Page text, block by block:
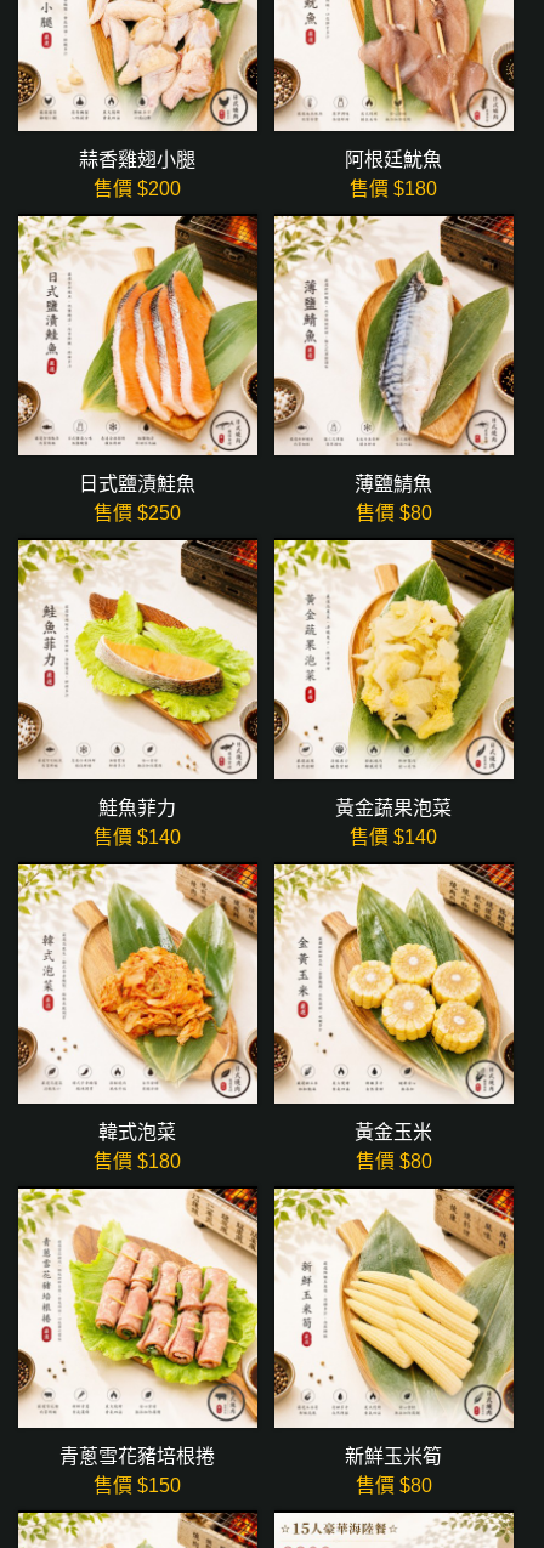
蒜香雞翅小腿
售價 $200
阿根廷魷魚
售價 $180
日式鹽漬鮭魚
售價 $250
薄鹽鯖魚
售價 $80
鮭魚菲力
售價 $140
黃金蔬果泡菜
售價 $140
韓式泡菜
售價 $180
黃金玉米
售價 $80
青蔥雪花豬培根捲
售價 $150
新鮮玉米筍
售價 $80